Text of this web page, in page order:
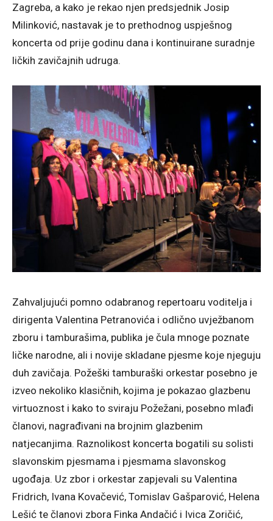
Zagreba, a kako je rekao njen predsjednik Josip
Milinković, nastavak je to prethodnog uspješnog
koncerta od prije godinu dana i kontinuirane suradnje
ličkih zavičajnih udruga.
Zahvaljujući pomno odabranog repertoaru voditelja i
dirigenta Valentina Petranovića i odlično uvježbanom
zboru i tamburašima, publika je čula mnoge poznate
ličke narodne, ali i novije skladane pjesme koje njeguju
duh zavičaja. Požeški tamburaški orkestar posebno je
izveo nekoliko klasičnih, kojima je pokazao glazbenu
virtuoznost i kako to sviraju Požežani, posebno mlađi
članovi, nagrađivani na brojnim glazbenim
natjecanjima. Raznolikost koncerta bogatili su solisti
slavonskim pjesmama i pjesmama slavonskog
ugođaja. Uz zbor i orkestar zapjevali su Valentina
Fridrich, Ivana Kovačević, Tomislav Gašparović, Helena
Lešić te članovi zbora Finka Andačić i Ivica Zoričić,